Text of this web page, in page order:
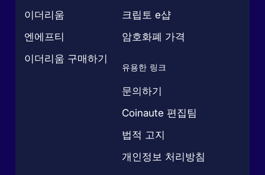
이더리움
엔에프티
이더리움 구매하기
크립토 e샵
암호화폐 가격
유용한 링크
문의하기
Coinaute 편집팀
법적 고지
개인정보 처리방침